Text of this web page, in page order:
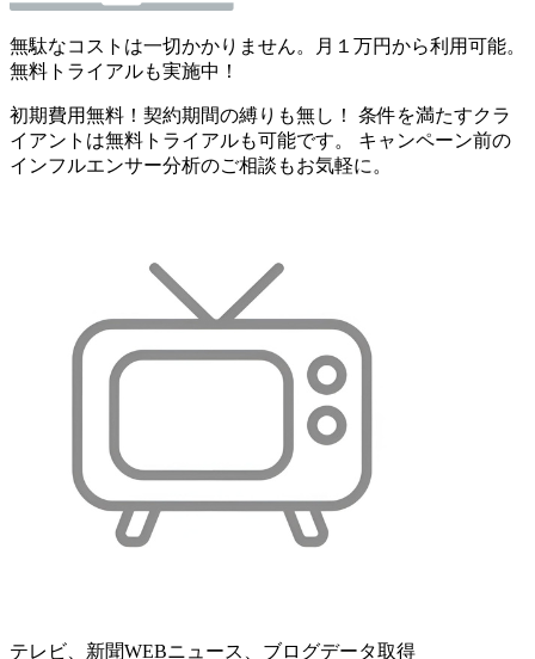
無駄なコストは一切かかりません。月１万円から利用可能。
無料トライアルも実施中！
初期費用無料！契約期間の縛りも無し！ 条件を満たすクラ
イアントは無料トライアルも可能です。 キャンペーン前の
インフルエンサー分析のご相談もお気軽に。
テレビ、新聞WEBニュース、ブログデータ取得